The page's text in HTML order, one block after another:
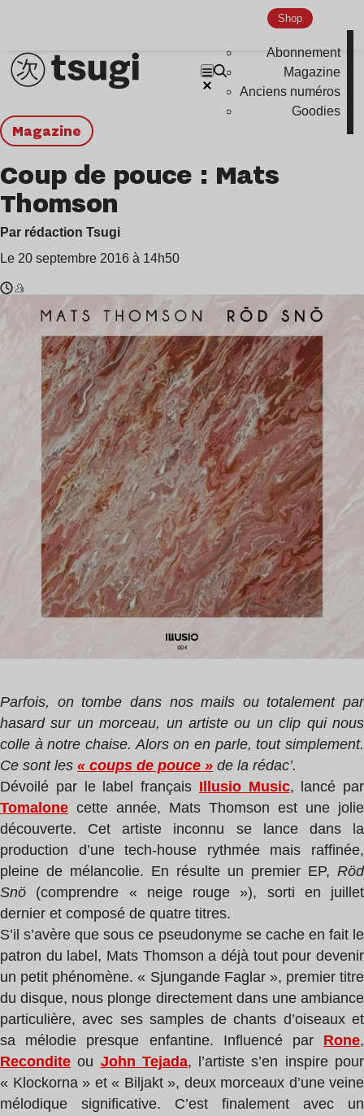
Shop
Abonnement
Magazine
Anciens numéros
Goodies
magazine
Coup de pouce : Mats
Thomson
Par rédaction Tsugi
Le 20 septembre 2016 à 14h50
Temps
lecture
Thomson
Parfois, on tombe dans nos mails ou totalement par
hasard sur un morceau, un artiste ou un clip qui nous
colle à notre chaise. Alors on en parle, tout simplement.
Ce sont les « coups de pouce » de la rédac’.
Dévoilé par le label français Illusio Music, lancé par
Tomalone cette année, Mats Thomson est une jolie
découverte. Cet artiste inconnu se lance dans la
production d’une tech-house rythmée mais raffinée,
pleine de mélancolie. En résulte un premier EP, Röd
Snö (comprendre « neige rouge »), sorti en juillet
dernier et composé de quatre titres.
S’il s’avère que sous ce pseudonyme se cache en fait le
patron du label, Mats Thomson a déjà tout pour devenir
un petit phénomène. « Sjungande Faglar », premier titre
du disque, nous plonge directement dans une ambiance
particulière, avec ses samples de chants d’oiseaux et
sa mélodie presque enfantine. Influencé par Rone,
Recondite ou John Tejada, l’artiste s’en inspire pour
« Klockorna » et « Biljakt », deux morceaux d’une veine
mélodique significative. C’est finalement avec un